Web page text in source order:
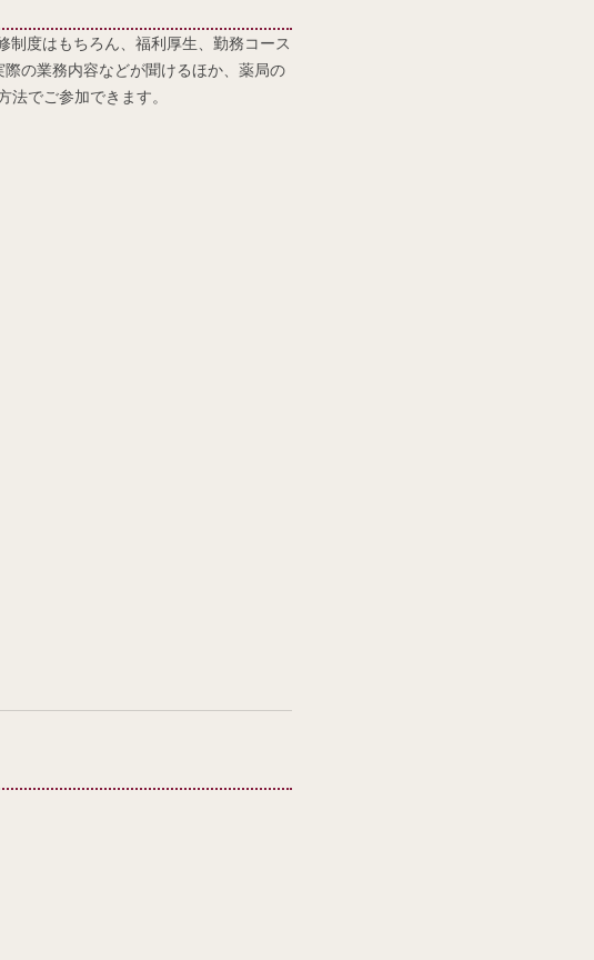
度はもちろん、福利厚生、勤務コース
の業務内容などが聞けるほか、薬局の
でご参加できます。